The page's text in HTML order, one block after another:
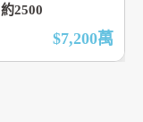
約2500
$7,200萬